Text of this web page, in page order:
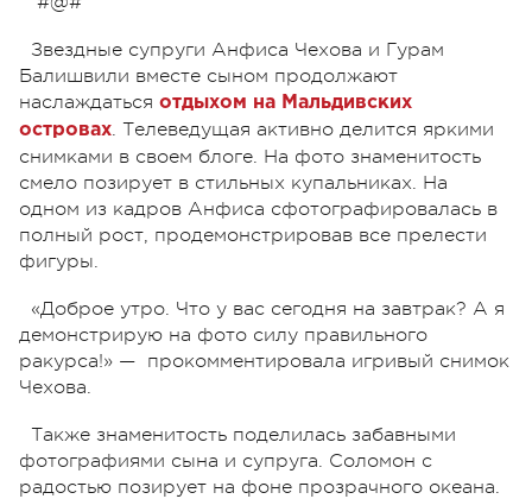
Звездные супруги Анфиса Чехова и Гурам
Балишвили вместе сыном продолжают
наслаждаться отдыхом на Мальдивских
островах. Телеведущая активно делится яркими
снимками в своем блоге. На фото знаменитость
смело позирует в стильных купальниках. На
одном из кадров Анфиса сфотографировалась в
полный рост, продемонстрировав все прелести
фигуры.
«Доброе утро. Что у вас сегодня на завтрак? А я
демонстрирую на фото силу правильного
ракурса!» — прокомментировала игривый снимок
Чехова.
Также знаменитость поделилась забавными
фотографиями сына и супруга. Соломон с
радостью позирует на фоне прозрачного океана.